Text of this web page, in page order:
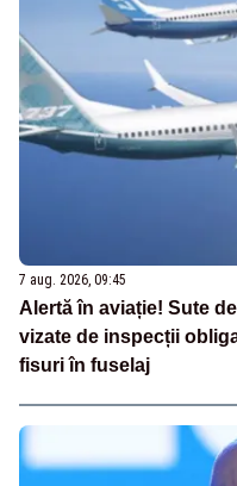
7 aug. 2026, 09:45
Alertă în aviație! Sute
vizate de inspecții
fisuri în fuselaj